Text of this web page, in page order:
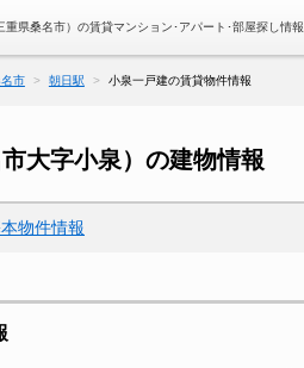
重県桑名市）の賃貸マンション･アパート･部屋探し情報
市 朝日駅 小泉一戸建の賃貸物件情報
大字小泉）の建物情報
物件情報